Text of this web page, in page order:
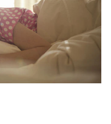
PARA PROFESIONALES
SUSCRIBITE